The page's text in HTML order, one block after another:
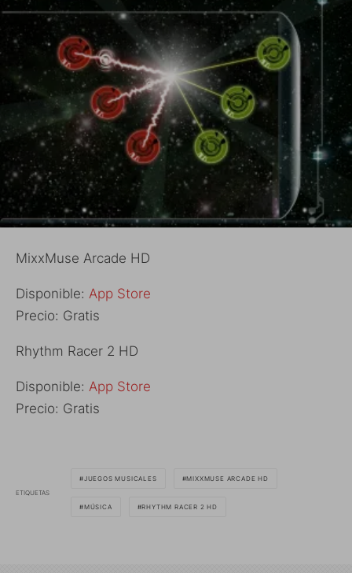
MixxMuse Arcade HD
Disponible: App Store
Precio: Gratis
Rhythm Racer 2 HD
Disponible: App Store
Precio: Gratis
ETIQUETAS
JUEGOS MUSICALES MIXXMUSE ARCADE HD
MÚSICA RHYTHM RACER 2 HD